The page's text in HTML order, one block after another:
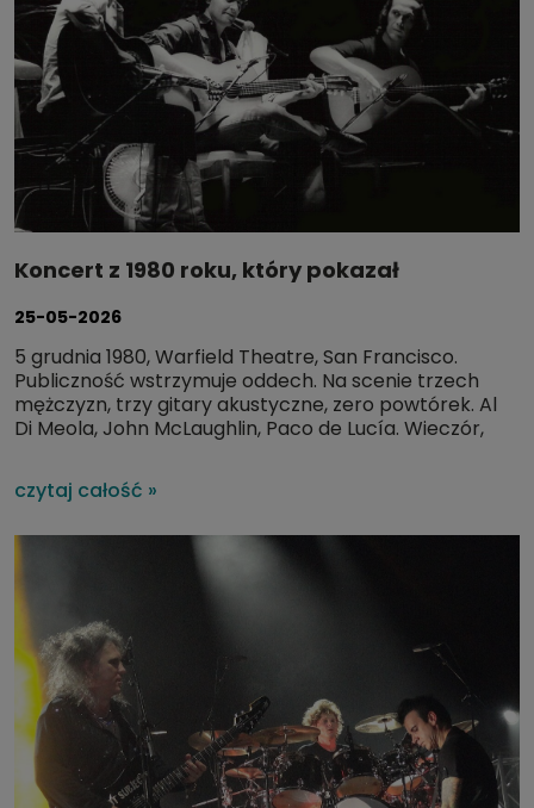
Koncert z 1980 roku, który pokazał
25-05-2026
5 grudnia 1980, Warfield Theatre, San Francisco.
Publiczność wstrzymuje oddech. Na scenie trzech
mężczyzn, trzy gitary akustyczne, zero powtórek. Al
Di Meola, John McLaughlin, Paco de Lucía. Wieczór,
gitary.
czytaj całość »